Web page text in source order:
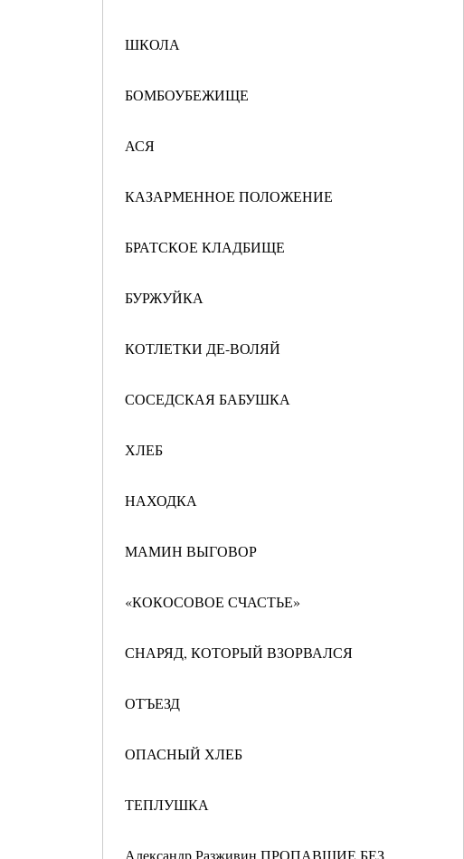
ШКОЛА
БОМБОУБЕЖИЩЕ
АСЯ
КАЗАРМЕННОЕ ПОЛОЖЕНИЕ
БРАТСКОЕ КЛАДБИЩЕ
БУРЖУЙКА
КОТЛЕТКИ ДЕ-ВОЛЯЙ
СОСЕДСКАЯ БАБУШКА
ХЛЕБ
НАХОДКА
МАМИН ВЫГОВОР
«КОКОСОВОЕ СЧАСТЬЕ»
СНАРЯД, КОТОРЫЙ ВЗОРВАЛСЯ
ОТЪЕЗД
ОПАСНЫЙ ХЛЕБ
ТЕПЛУШКА
Александр Разживин ПРОПАВШИЕ БЕЗ